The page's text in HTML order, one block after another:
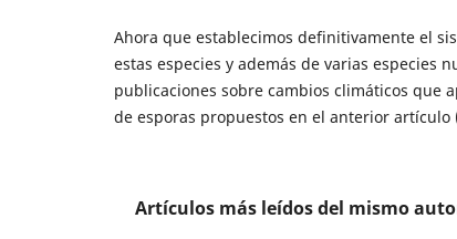
Ahora que establecimos definitivamente el
estas especies y además de varias especies
publicaciones sobre cambios climáticos que
de esporas propuestos en el anterior artículo
Artículos más leídos del mismo